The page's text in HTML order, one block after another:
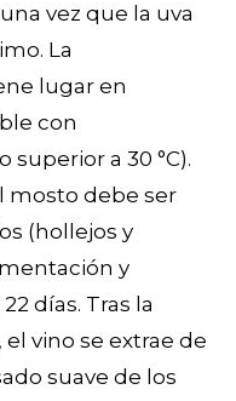
vez que la uva
La
lugar en
con
a 30 °C).
mosto debe ser
(hollejos y
y
días. Tras la
vino se extrae de
suave de los